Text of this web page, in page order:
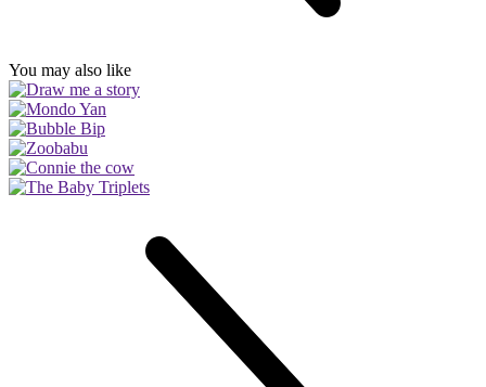
You may also like